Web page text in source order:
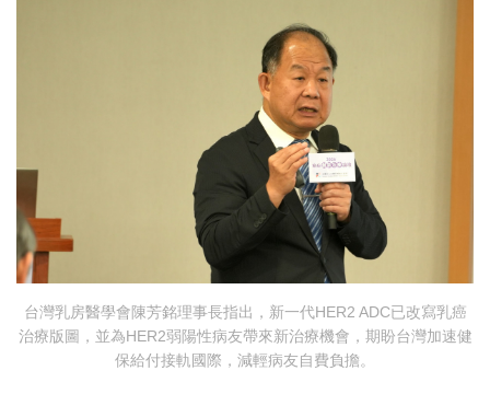
台灣乳房醫學會陳芳銘理事長指出，新一代HER2 ADC已改寫乳癌
治療版圖，並為HER2弱陽性病友帶來新治療機會，期盼台灣加速健
保給付接軌國際，減輕病友自費負擔。